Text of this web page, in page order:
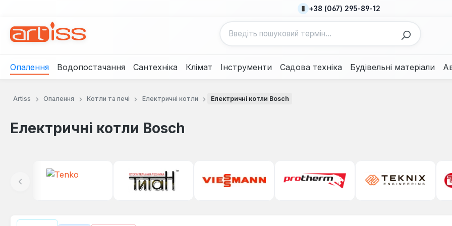
+38 (067) 295-89-12
Опалення Водопостачання Сантехніка Клімат Інструменти Садова техніка Будівельні матеріали
Artiss Опалення Котли та печі Електричні котли Електричні котли Bosch
Електричні котли Bosch